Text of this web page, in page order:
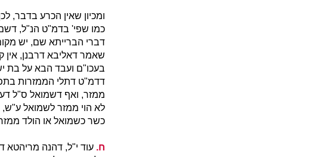
ומכיון שאין הכרע בדבר,
כמו שפי' בדמ"ט הנ"ל, דשם
דברי הברייתא שם, יש
שאמר דאליבא דרבנן, אין
בעכו"ם ועבד הבא על בת
דדמ"ט דתלי הממזרות
ממזר, ואף דשמואל ס"ל
לא הוי ממזר לשמואל
כשר כשמואל או הולד ממזר
ח. עוד י"ל, דהנה מריהטא